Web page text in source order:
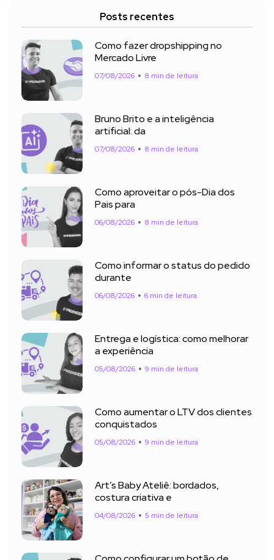
Posts recentes
Como fazer dropshipping no
Mercado Livre
07/08/2026 8 min de leitura
Bruno Brito e a inteligência
artificial: da
07/08/2026 8 min de leitura
Como aproveitar o pós-Dia dos
Pais para
06/08/2026 8 min de leitura
Como informar o status do pedido
durante
06/08/2026 6 min de leitura
Entrega e logística: como melhorar
a experiência
05/08/2026 9 min de leitura
Como aumentar o LTV dos clientes
conquistados
05/08/2026 9 min de leitura
Art’s Baby Ateliê: bordados,
costura criativa e
04/08/2026 5 min de leitura